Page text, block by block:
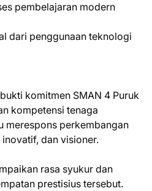
pembelajaran modern
dari penggunaan teknologi
komitmen SMAN 4 Puruk
kompetensi tenaga
merespons perkembangan
dan visioner.
rasa syukur dan
prestisius tersebut.